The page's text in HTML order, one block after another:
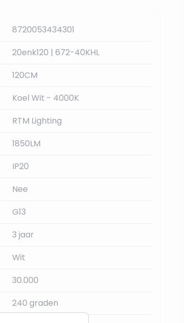
8720053434301
20enk120 | 672-40KHL
120CM
Koel Wit - 4000K
RTM Lighting
1850LM
IP20
Nee
G13
3 jaar
Wit
30.000
240 graden